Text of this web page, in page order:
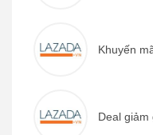
Khuyến
Deal giảm